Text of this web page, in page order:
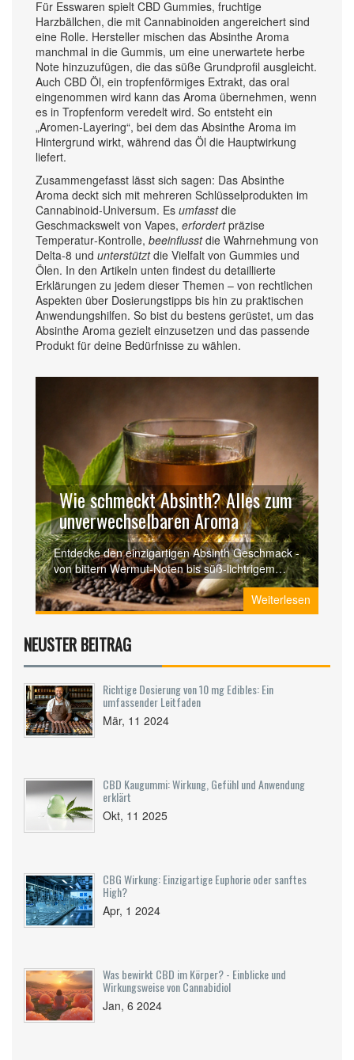
Für Esswaren spielt CBD Gummies, fruchtige
Harzbällchen, die mit Cannabinoiden angereichert sind
eine Rolle. Hersteller mischen das Absinthe Aroma
manchmal in die Gummis, um eine unerwartete herbe
Note hinzuzufügen, die das süße Grundprofil ausgleicht.
Auch CBD Öl, ein tropfenförmiges Extrakt, das oral
eingenommen wird kann das Aroma übernehmen, wenn
es in Tropfenform veredelt wird. So entsteht ein
„Aromen‑Layering“, bei dem das Absinthe Aroma im
Hintergrund wirkt, während das Öl die Hauptwirkung
liefert.
Zusammengefasst lässt sich sagen: Das Absinthe
Aroma deckt sich mit mehreren Schlüssel­produkten im
Cannabinoid‑Universum. Es umfasstdie
Geschmackswelt von Vapes, erfordertpräzise
Temperatur‑Kontrolle, beeinflusstdie Wahrnehmung von
Delta‑8 und unterstütztdie Vielfalt von Gummies und
Ölen. In den Artikeln unten findest du detaillierte
Erklärungen zu jedem dieser Themen – von rechtlichen
Aspekten über Dosierungstipps bis hin zu praktischen
Anwendungshilfen. So bist du bestens gerüstet, um das
Absinthe Aroma gezielt einzusetzen und das passende
Produkt für deine Bedürfnisse zu wählen.
Wie schmeckt Absinth? Alles zum
unverwechselbaren Aroma
Entdecke den einzigartigen Absinth Geschmack -
von bittern Wermut‑Noten bis süß‑lichtrigem
Anis. Tipps, Serviertricks und FAQ für Genießer.
Weiterlesen
NEUSTER BEITRAG
Richtige Dosierung von 10 mg Edibles: Ein
umfassender Leitfaden
Mär, 11 2024
CBD Kaugummi: Wirkung, Gefühl und Anwendung
erklärt
Okt, 11 2025
CBG Wirkung: Einzigartige Euphorie oder sanftes
High?
Apr, 1 2024
Was bewirkt CBD im Körper? - Einblicke und
Wirkungsweise von Cannabidiol
Jan, 6 2024